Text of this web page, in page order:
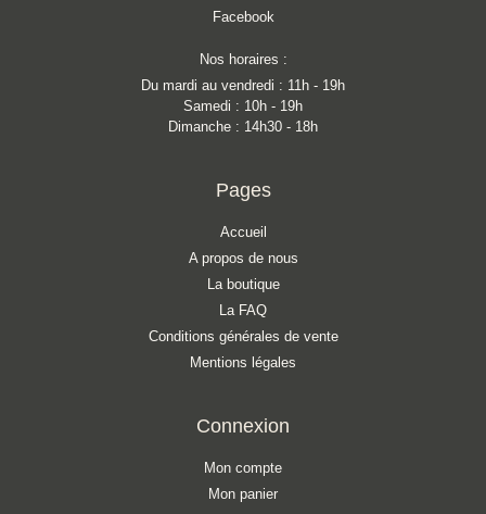
Facebook
Nos horaires :
Du mardi au vendredi : 11h - 19h
Samedi : 10h - 19h
Dimanche : 14h30 - 18h
Pages
Accueil
A propos de nous
La boutique
La FAQ
Conditions générales de vente
Mentions légales
Connexion
Mon compte
Mon panier